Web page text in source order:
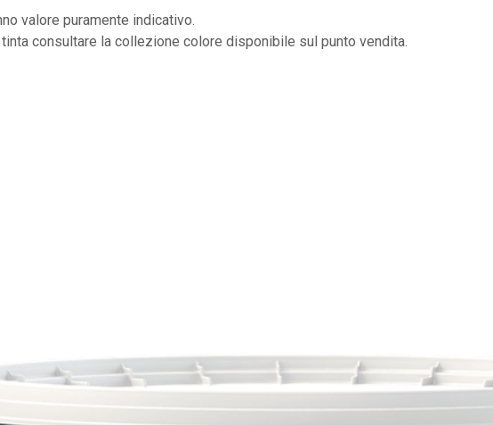
valore puramente indicativo.
consultare la collezione colore disponibile sul punto vendita.